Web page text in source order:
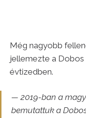
Még nagyobb
jellemezte a
évtizedben.
— 2019-ban a
bemutattuk a